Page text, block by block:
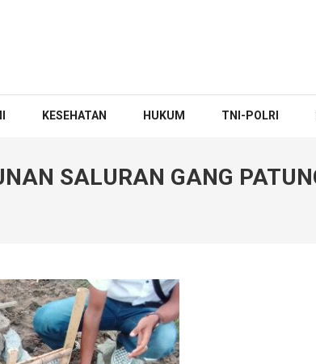
KESEHATAN HUKUM TNI-POLRI
SALURAN GANG